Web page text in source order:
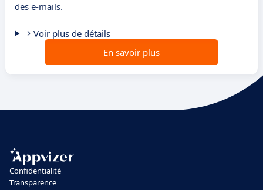
des e-mails.
Voir plus de détails
En savoir plus
Confidentialité
Transparence